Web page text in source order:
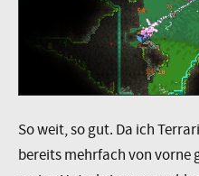
So weit, so gut. Da ich
bereits mehrfach von vorne